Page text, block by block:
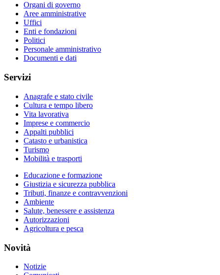
Organi di governo
Aree amministrative
Uffici
Enti e fondazioni
Politici
Personale amministrativo
Documenti e dati
Servizi
Anagrafe e stato civile
Cultura e tempo libero
Vita lavorativa
Imprese e commercio
Appalti pubblici
Catasto e urbanistica
Turismo
Mobilità e trasporti
Educazione e formazione
Giustizia e sicurezza pubblica
Tributi, finanze e contravvenzioni
Ambiente
Salute, benessere e assistenza
Autorizzazioni
Agricoltura e pesca
Novità
Notizie